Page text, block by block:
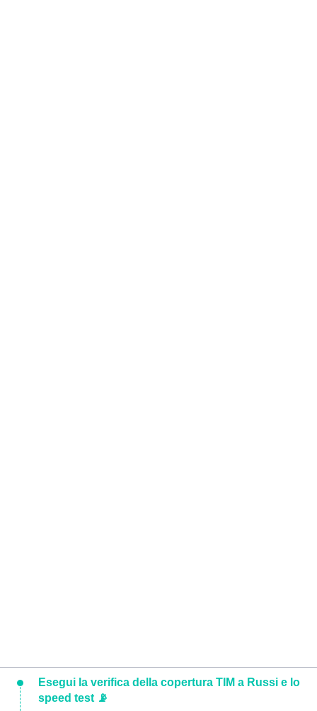
Esegui la verifica della copertura TIM a Russi e lo
speed test 📡